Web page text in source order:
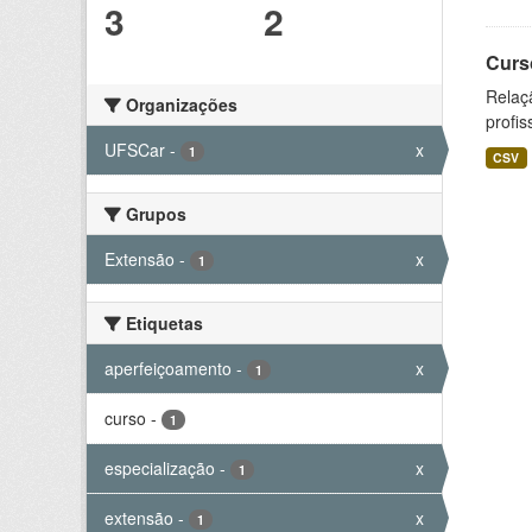
3 2
Organizações
UFSCar - 1 x
Grupos
Extensão - 1 x
Etiquetas
aperfeiçoamento - 1 x
curso - 1
especialização - 1 x
extensão - 1 x
CSV